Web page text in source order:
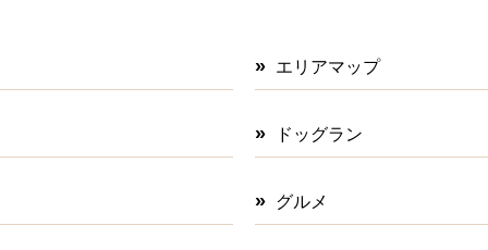
エリアマップ
ドッグラン
グルメ